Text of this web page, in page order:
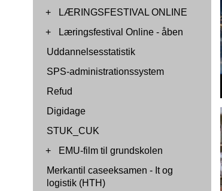
+
LÆRINGSFESTIVAL ONLINE
+
Læringsfestival Online - åben
Uddannelsesstatistik
SPS-administrationssystem
Refud
Digidage
STUK_CUK
+
EMU-film til grundskolen
Merkantil caseeksamen - It og
logistik (HTH)